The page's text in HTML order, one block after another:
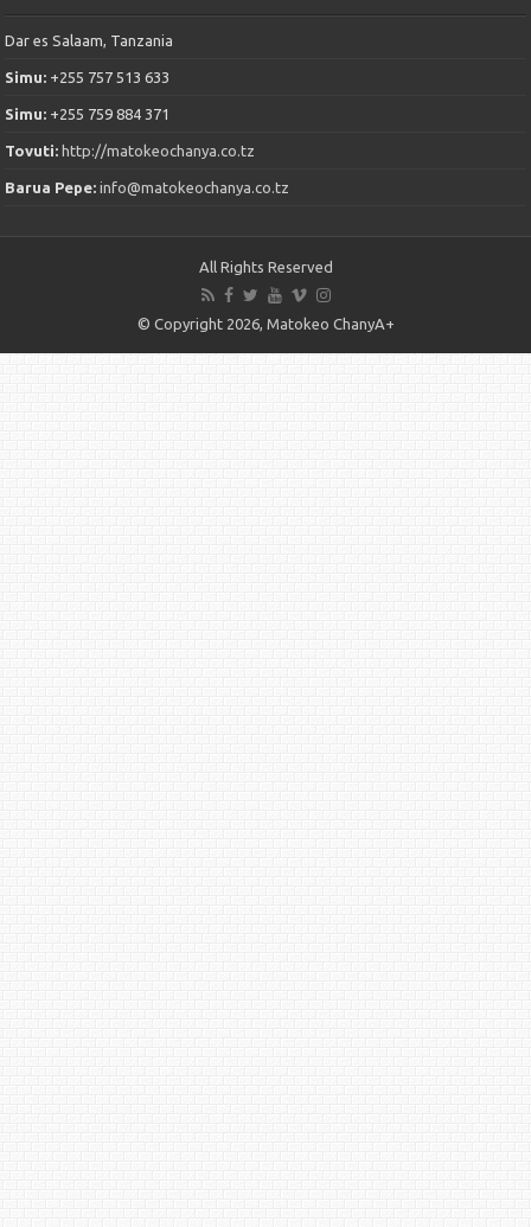
Dar es Salaam, Tanzania
Simu: +255 757 513 633
Simu: +255 759 884 371
Tovuti: http://matokeochanya.co.tz
Barua Pepe:info@matokeochanya.co.tz
All Rights Reserved
© Copyright 2026, Matokeo ChanyA+